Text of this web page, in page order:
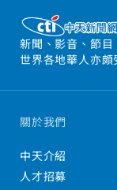
新聞、影音、節
世界各地華人亦頗
關於我們
中天介紹
人才招募